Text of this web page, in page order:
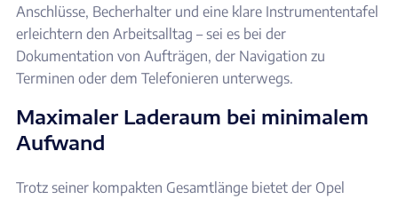
Anschlüsse, Becherhalter und eine klare Instrumententafel
erleichtern den Arbeitsalltag – sei es bei der
Dokumentation von Aufträgen, der Navigation zu
Terminen oder dem Telefonieren unterwegs.
Maximaler Laderaum bei minimalem
Aufwand
Trotz seiner kompakten Gesamtlänge bietet der Opel